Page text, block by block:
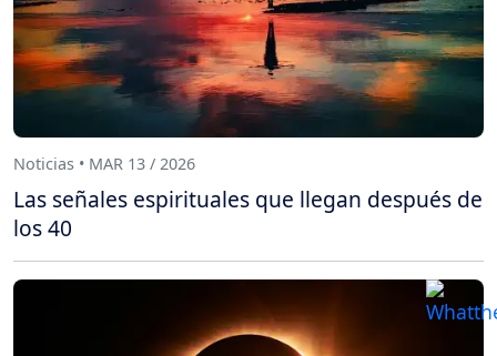
Noticias • MAR 13 / 2026
Las señales espirituales que llegan después de
los 40